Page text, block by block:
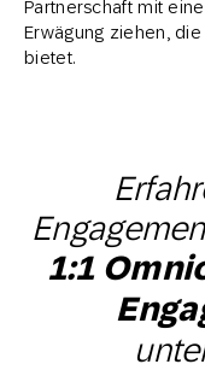
Partnerschaft mit
Erwägung ziehen,
bietet.
1:1